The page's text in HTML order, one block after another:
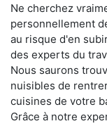
Ne cherchez
personnellement
au risque d'en
des experts du
Nous saurons
nuisibles de
cuisines de votre
Grâce à notre